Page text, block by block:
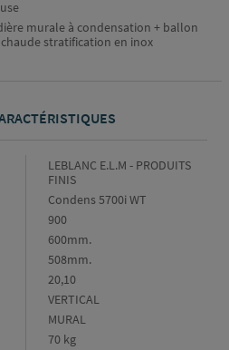
murale à condensation + ballon
stratification en inox
Fabricant
LEBLANC E.L.M - PRODUITS
FINIS
Gamme
Condens 5700i WT
Hauteur
(mm)
900
Largeur
(mm)
600mm.
Profondeur
(mm)
508mm.
Débit
(l/min)
20,10
Type
de
sortie
VERTICAL
Fixation,
Pose
MURAL
Poids
70 kg